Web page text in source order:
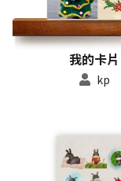
我的卡片
kp